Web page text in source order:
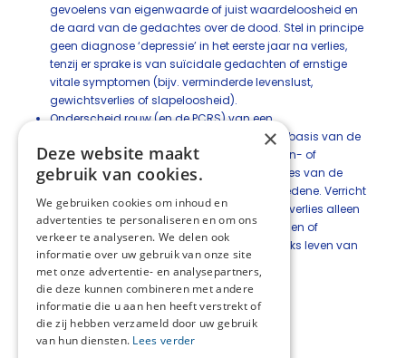
gevoelens van eigenwaarde of juist waardeloosheid en
de aard van de gedachtes over de dood. Stel in principe
geen diagnose ‘depressie’ in het eerste jaar na verlies,
tenzij er sprake is van suïcidale gedachten of ernstige
vitale symptomen (bijv. verminderde levenslust,
gewichtsverlies of slapeloosheid).
Onderscheid rouw (en de PCRS) van een
posttraumatische stressstoornis (PTSS) op basis van de
aard van de intrusieve herinneringen en aan- of
afwezigheid van preoccupatie met het verlies van de
overledene en een verlangen naar de overledene. Verricht
diagnostiek naar PTSS in het eerste jaar na verlies alleen
wanneer traumatische herinneringen, beelden of
nachtmerries het rouwproces en het dagelijks leven van
een nabestaande belemmeren.
Deel deze pagina:
×
Deze website maakt
gebruik van cookies.
We gebruiken cookies om inhoud en
advertenties te personaliseren en om ons
verkeer te analyseren. We delen ook
informatie over uw gebruik van onze site
met onze advertentie- en analysepartners,
die deze kunnen combineren met andere
informatie die u aan hen heeft verstrekt of
die zij hebben verzameld door uw gebruik
van hun diensten. Lees verder